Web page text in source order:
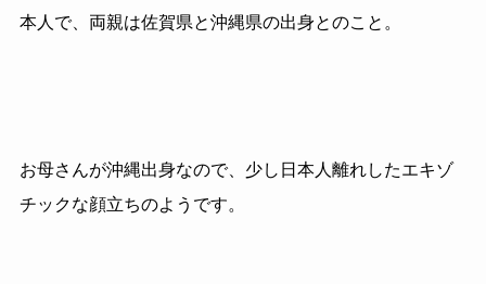
本人で、両親は佐賀県と沖縄県の出身とのこと。
お母さんが沖縄出身なので、少し日本人離れしたエキゾ
チックな顔立ちのようです。